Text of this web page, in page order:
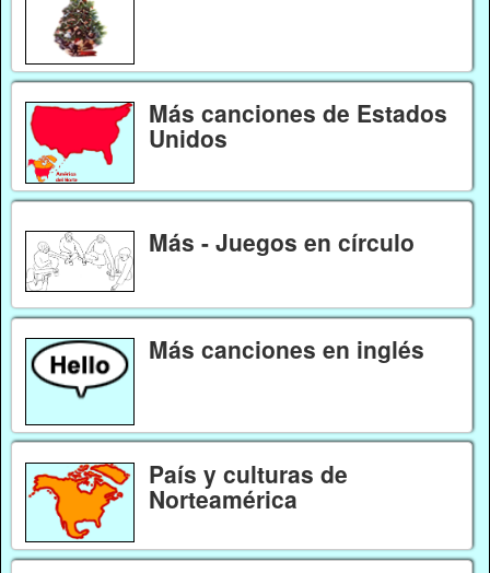
Más canciones de Estados
Unidos
Más - Juegos en círculo
Más canciones en inglés
País y culturas de
Norteamérica